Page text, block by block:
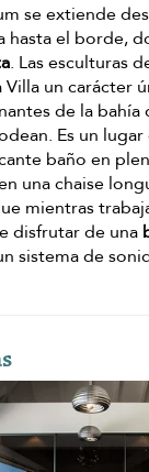
se extiende
hasta el borde,
. Las esculturas
Villa un carácter
de la bahía
Es un
baño en
una chaise
mientras
disfrutar de una
sistema de